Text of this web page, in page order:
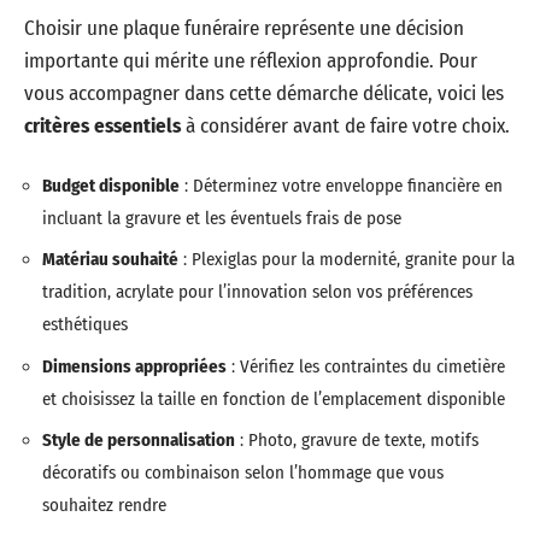
Choisir une plaque funéraire représente une décision
importante qui mérite une réflexion approfondie. Pour
vous accompagner dans cette démarche délicate, voici les
critères essentielsà considérer avant de faire votre choix.
Budget disponible : Déterminez votre enveloppe financière en
incluant la gravure et les éventuels frais de pose
Matériau souhaité : Plexiglas pour la modernité, granite pour la
tradition, acrylate pour l’innovation selon vos préférences
esthétiques
Dimensions appropriées : Vérifiez les contraintes du cimetière
et choisissez la taille en fonction de l’emplacement disponible
Style de personnalisation : Photo, gravure de texte, motifs
décoratifs ou combinaison selon l’hommage que vous
souhaitez rendre